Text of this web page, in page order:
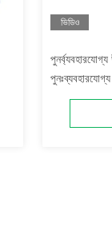
ভিডিও
লাইটওয়েট